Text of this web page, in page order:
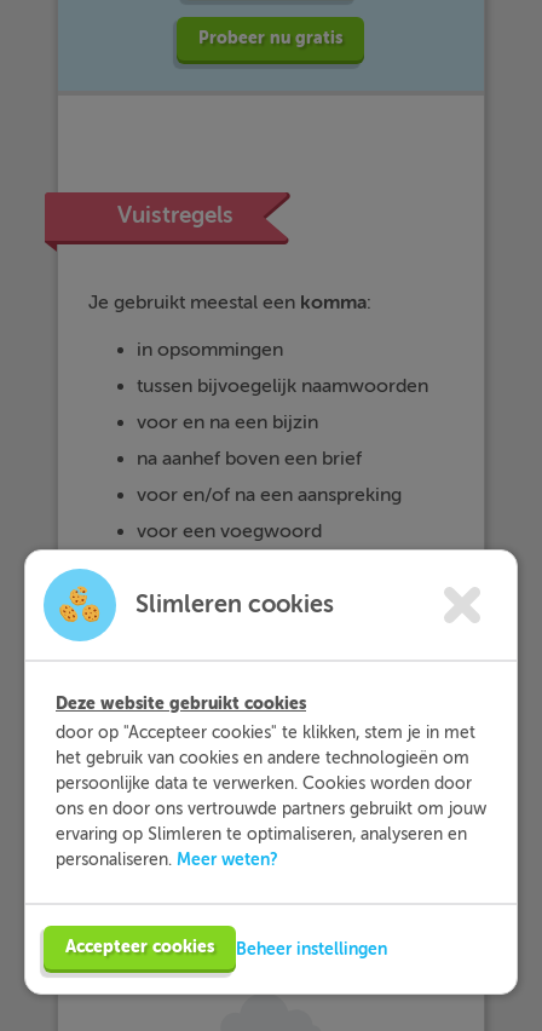
Probeer nu gratis
Vuistregels
Je gebruikt meestal een komma:
in opsommingen
tussen bijvoegelijk naamwoorden
voor en na een bijzin
na aanhef boven een brief
voor en/of na een aanspreking
voor een voegwoord
Slimleren cookies
Deze website gebruikt cookies
door op "Accepteer cookies" te klikken, stem je in met
het gebruik van cookies en andere technologieën om
persoonlijke data te verwerken. Cookies worden door
ons en door ons vertrouwde partners gebruikt om jouw
ervaring op Slimleren te optimaliseren, analyseren en
personaliseren. Meer weten?
Accepteer cookies Beheer instellingen